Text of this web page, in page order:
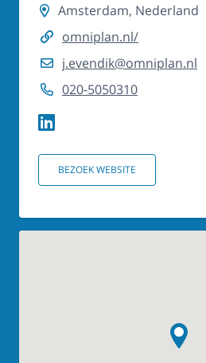
Amsterdam, Nederland
omniplan.nl/
j.evendik@omniplan.nl
020-5050310
BEZOEK WEBSITE